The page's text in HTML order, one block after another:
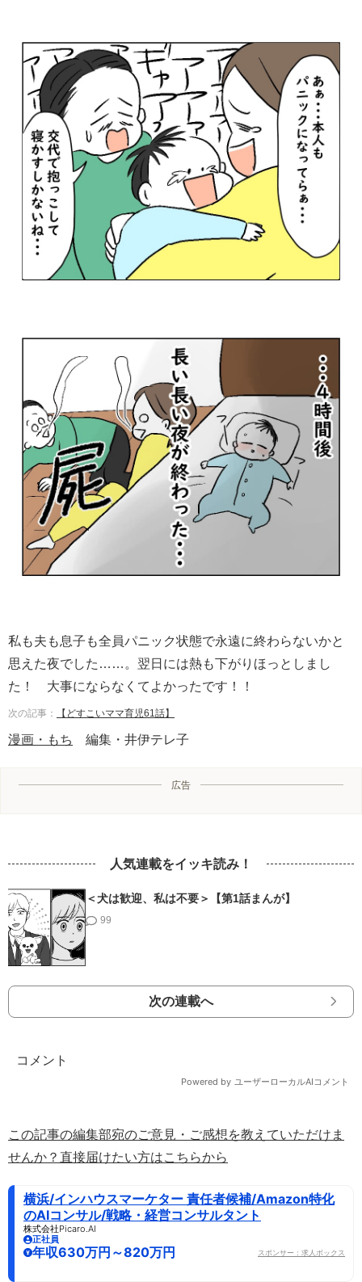
私も夫も息子も全員パニック状態で永遠に終わらないかと
思えた夜でした……。翌日には熱も下がりほっとしまし
た！ 大事にならなくてよかったです！！
次の記事： 【どすこいママ育児61話】
漫画・もち 編集・井伊テレ子
広告
人気連載をイッキ読み！
＜犬は歓迎、私は不要＞【第1話まんが】
99
次の連載へ
この記事の編集部宛のご意見・ご感想を教えていただけま
せんか？直接届けたい方はこちらから
横浜/インハウスマーケター 責任者候補/Amazon特化
のAIコンサル/戦略・経営コンサルタント
株式会社Picaro.AI
正社員
年収630万円～820万円 スポンサー：求人ボックス